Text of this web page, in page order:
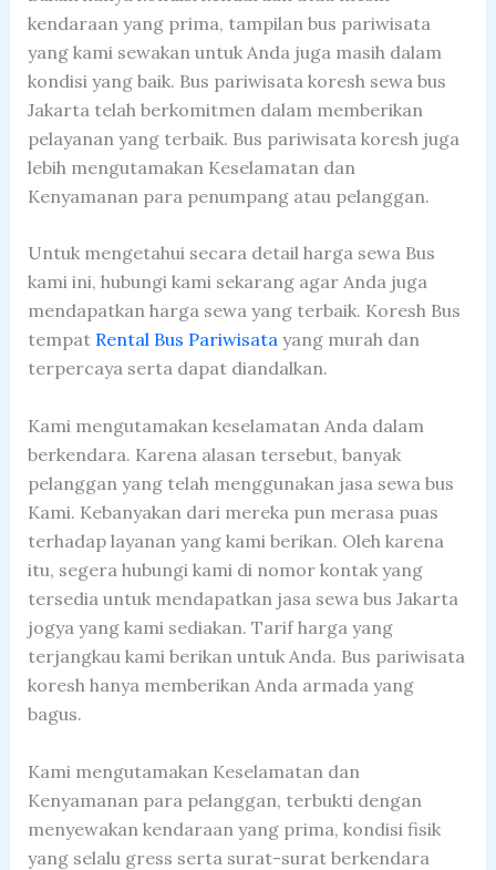
kendaraan yang prima, tampilan bus pariwisata
yang kami sewakan untuk Anda juga masih dalam
kondisi yang baik. Bus pariwisata koresh sewa bus
Jakarta telah berkomitmen dalam memberikan
pelayanan yang terbaik. Bus pariwisata koresh juga
lebih mengutamakan Keselamatan dan
Kenyamanan para penumpang atau pelanggan.
Untuk mengetahui secara detail harga sewa Bus
kami ini, hubungi kami sekarang agar Anda juga
mendapatkan harga sewa yang terbaik. Koresh Bus
tempat Rental Bus Pariwisatayang murah dan
terpercaya serta dapat diandalkan.
Kami mengutamakan keselamatan Anda dalam
berkendara. Karena alasan tersebut, banyak
pelanggan yang telah menggunakan jasa sewa bus
Kami. Kebanyakan dari mereka pun merasa puas
terhadap layanan yang kami berikan. Oleh karena
itu, segera hubungi kami di nomor kontak yang
tersedia untuk mendapatkan jasa sewa bus Jakarta
jogya yang kami sediakan. Tarif harga yang
terjangkau kami berikan untuk Anda. Bus pariwisata
koresh hanya memberikan Anda armada yang
bagus.
Kami mengutamakan Keselamatan dan
Kenyamanan para pelanggan, terbukti dengan
menyewakan kendaraan yang prima, kondisi fisik
yang selalu gress serta surat-surat berkendara